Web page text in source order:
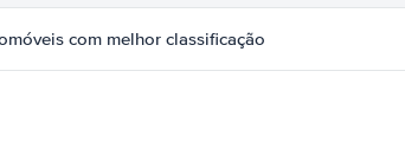
com melhor classificação